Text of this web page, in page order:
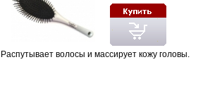
Распутывает волосы и массирует кожу головы.